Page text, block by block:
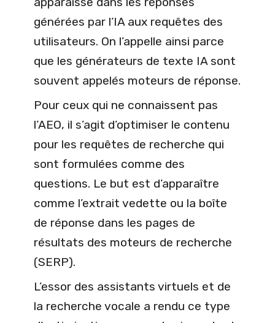
générées par l’IA aux requêtes des
utilisateurs. On l’appelle ainsi parce
que les générateurs de texte IA sont
souvent appelés moteurs de réponse.
Pour ceux qui ne connaissent pas
l’AEO, il s’agit d’optimiser le contenu
pour les requêtes de recherche qui
sont formulées comme des
questions. Le but est d’apparaître
comme l’extrait vedette ou la boîte
de réponse dans les pages de
résultats des moteurs de recherche
(SERP).
L’essor des assistants virtuels et de
la recherche vocale a rendu ce type